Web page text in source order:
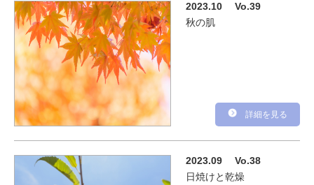
2023.10 Vo.39
秋の肌
詳細を見る
2023.09 Vo.38
日焼けと乾燥